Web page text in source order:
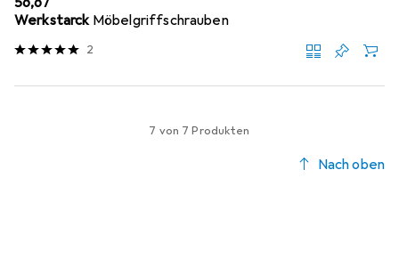
Werkstarck Möbelgriffschrauben
2
7 von 7 Produkten
Nach oben